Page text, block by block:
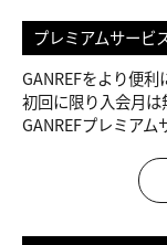
プレミアムサービ
GANREFをより便利
初回に限り入会月
GANREFプレミアム